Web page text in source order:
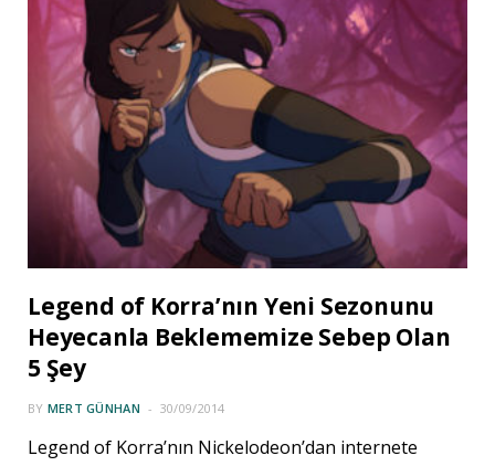
Legend of Korra’nın Yeni Sezonunu
Heyecanla Beklememize Sebep Olan
5 Şey
BY MERT GÜNHAN 30/09/2014
Legend of Korra’nın Nickelodeon’dan internete